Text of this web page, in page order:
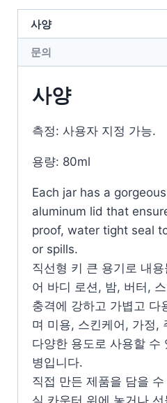
사양
문의
사양
측정: 사용자 지정 가능.
용량: 80ml
Each jar has a
aluminum lid that
proof, water tight seal
or spills.
직선형 키 큰 용기로 내
어 바디 로션, 밤, 버터,
충격에 강하고 가볍고 다
며 미용, 스킨케어, 가정,
다양한 용도로 사용할 수
병입니다.
직접 만든 제품을 담을